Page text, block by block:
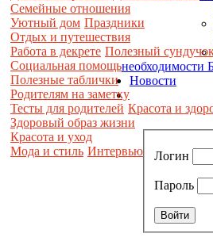
Семейные отношения
Уютный дом Праздники
Отдых и путешествия
Работа в декрете Полезный
Социальная помощь
Полезные таблички
Родителям на заметку
Тесты для родителей Красота и
Здоровый образ жизни
Красота и уход
Мода и стиль Интервью
необходимости
Новости
Логин
Пароль